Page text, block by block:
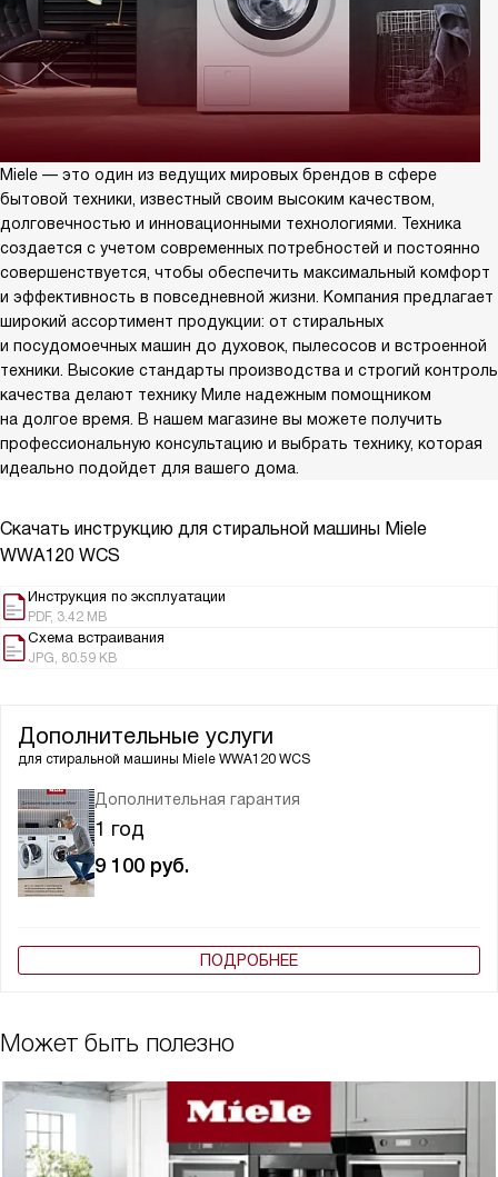
Miele — это один из ведущих мировых брендов в сфере
бытовой техники, известный своим высоким качеством,
долговечностью и инновационными технологиями. Техника
создается с учетом современных потребностей и постоянно
совершенствуется, чтобы обеспечить максимальный комфорт
и эффективность в повседневной жизни. Компания предлагает
широкий ассортимент продукции: от стиральных
и посудомоечных машин до духовок, пылесосов и встроенной
техники. Высокие стандарты производства и строгий контроль
качества делают технику Миле надежным помощником
на долгое время. В нашем магазине вы можете получить
профессиональную консультацию и выбрать технику, которая
идеально подойдет для вашего дома.
Скачать инструкцию для стиральной машины Miele
WWA120 WCS
Инструкция по эксплуатации
PDF, 3.42 MB
Схема встраивания
JPG, 80.59 KB
Дополнительные услуги
для стиральной машины Miele WWA120 WCS
Дополнительная гарантия
1 год
9 100 руб.
ПОДРОБНЕЕ
Может быть полезно